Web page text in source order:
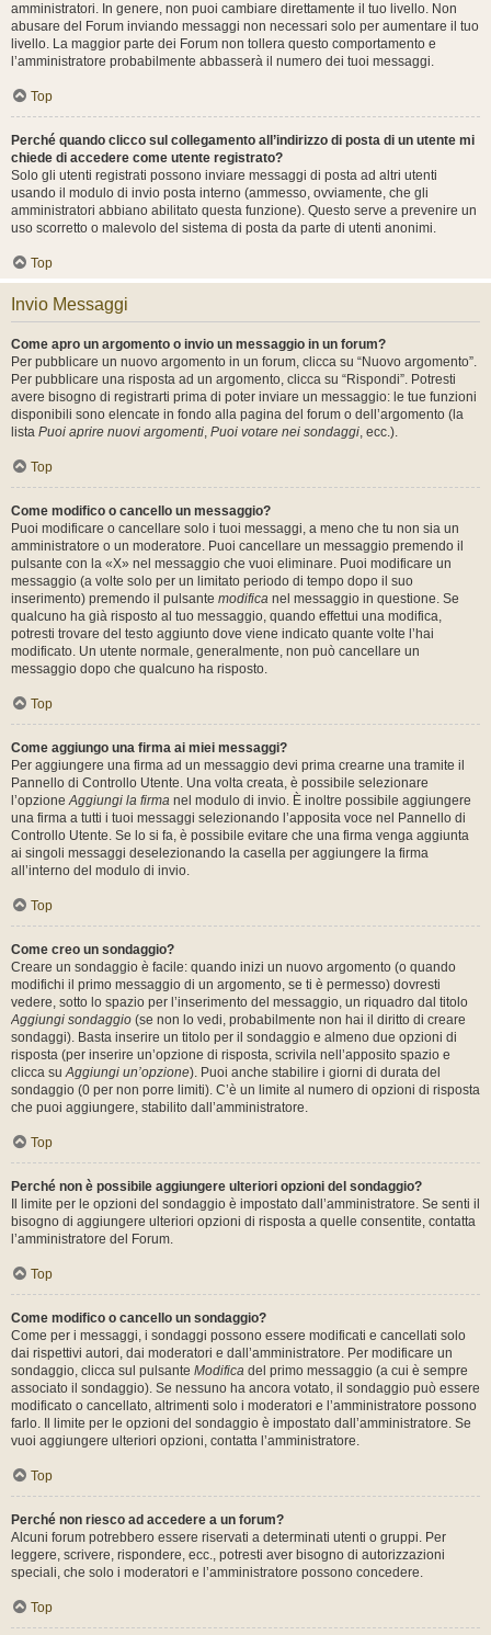
amministratori. In genere, non puoi cambiare direttamente il tuo livello. Non
abusare del Forum inviando messaggi non necessari solo per aumentare il tuo
livello. La maggior parte dei Forum non tollera questo comportamento e
l’amministratore probabilmente abbasserà il numero dei tuoi messaggi.
Top
Perché quando clicco sul collegamento all’indirizzo di posta di un utente mi
chiede di accedere come utente registrato?
Solo gli utenti registrati possono inviare messaggi di posta ad altri utenti
usando il modulo di invio posta interno (ammesso, ovviamente, che gli
amministratori abbiano abilitato questa funzione). Questo serve a prevenire un
uso scorretto o malevolo del sistema di posta da parte di utenti anonimi.
Top
Invio Messaggi
Come apro un argomento o invio un messaggio in un forum?
Per pubblicare un nuovo argomento in un forum, clicca su “Nuovo argomento”.
Per pubblicare una risposta ad un argomento, clicca su “Rispondi”. Potresti
avere bisogno di registrarti prima di poter inviare un messaggio: le tue funzioni
disponibili sono elencate in fondo alla pagina del forum o dell’argomento (la
lista Puoi aprire nuovi argomenti, Puoi votare nei sondaggi, ecc.).
Top
Come modifico o cancello un messaggio?
Puoi modificare o cancellare solo i tuoi messaggi, a meno che tu non sia un
amministratore o un moderatore. Puoi cancellare un messaggio premendo il
pulsante con la «X» nel messaggio che vuoi eliminare. Puoi modificare un
messaggio (a volte solo per un limitato periodo di tempo dopo il suo
inserimento) premendo il pulsante modifica nel messaggio in questione. Se
qualcuno ha già risposto al tuo messaggio, quando effettui una modifica,
potresti trovare del testo aggiunto dove viene indicato quante volte l’hai
modificato. Un utente normale, generalmente, non può cancellare un
messaggio dopo che qualcuno ha risposto.
Top
Come aggiungo una firma ai miei messaggi?
Per aggiungere una firma ad un messaggio devi prima crearne una tramite il
Pannello di Controllo Utente. Una volta creata, è possibile selezionare
l’opzioneAggiungi la firma nel modulo di invio. È inoltre possibile aggiungere
una firma a tutti i tuoi messaggi selezionando l’apposita voce nel Pannello di
Controllo Utente. Se lo si fa, è possibile evitare che una firma venga aggiunta
ai singoli messaggi deselezionando la casella per aggiungere la firma
all’interno del modulo di invio.
Top
Come creo un sondaggio?
Creare un sondaggio è facile: quando inizi un nuovo argomento (o quando
modifichi il primo messaggio di un argomento, se ti è permesso) dovresti
vedere, sotto lo spazio per l’inserimento del messaggio, un riquadro dal titolo
Aggiungi sondaggio (se non lo vedi, probabilmente non hai il diritto di creare
sondaggi). Basta inserire un titolo per il sondaggio e almeno due opzioni di
risposta (per inserire un’opzione di risposta, scrivila nell’apposito spazio e
clicca suAggiungi un’opzione). Puoi anche stabilire i giorni di durata del
sondaggio (0 per non porre limiti). C’è un limite al numero di opzioni di risposta
che puoi aggiungere, stabilito dall’amministratore.
Top
Perché non è possibile aggiungere ulteriori opzioni del sondaggio?
Il limite per le opzioni del sondaggio è impostato dall’amministratore. Se senti il
bisogno di aggiungere ulteriori opzioni di risposta a quelle consentite, contatta
l’amministratore del Forum.
Top
Come modifico o cancello un sondaggio?
Come per i messaggi, i sondaggi possono essere modificati e cancellati solo
dai rispettivi autori, dai moderatori e dall’amministratore. Per modificare un
sondaggio, clicca sul pulsante Modifica del primo messaggio (a cui è sempre
associato il sondaggio). Se nessuno ha ancora votato, il sondaggio può essere
modificato o cancellato, altrimenti solo i moderatori e l’amministratore possono
farlo. Il limite per le opzioni del sondaggio è impostato dall’amministratore. Se
vuoi aggiungere ulteriori opzioni, contatta l’amministratore.
Top
Perché non riesco ad accedere a un forum?
Alcuni forum potrebbero essere riservati a determinati utenti o gruppi. Per
leggere, scrivere, rispondere, ecc., potresti aver bisogno di autorizzazioni
speciali, che solo i moderatori e l’amministratore possono concedere.
Top